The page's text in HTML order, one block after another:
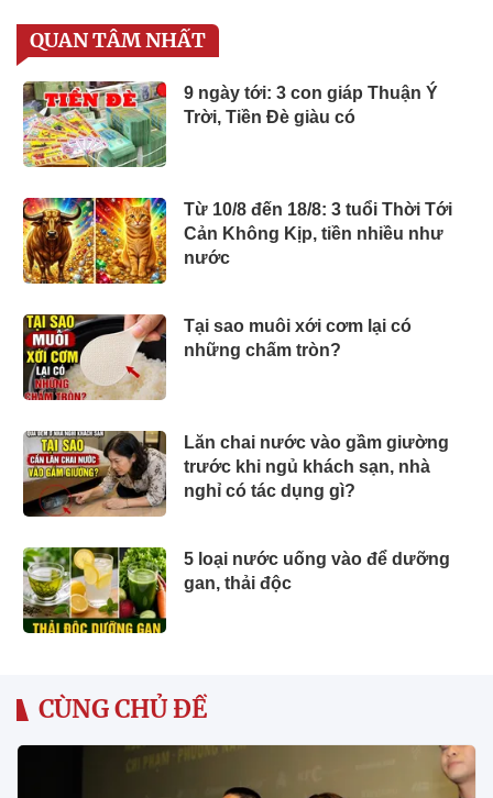
QUAN TÂM NHẤT
9 ngày tới: 3 con giáp Thuận Ý
Trời, Tiền Đè giàu có
Từ 10/8 đến 18/8: 3 tuổi Thời Tới
Cản Không Kịp, tiền nhiều như
nước
Tại sao muôi xới cơm lại có
những chấm tròn?
Lăn chai nước vào gầm giường
trước khi ngủ khách sạn, nhà
nghỉ có tác dụng gì?
5 loại nước uống vào để dưỡng
gan, thải độc
CÙNG CHỦ ĐỀ